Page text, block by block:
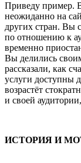
Приведу пример.
неожиданно на
других стран. Вы
по отношению к
временно
Вы делились
рассказали, как
услуги доступны
возрастёт
и своей
ИСТОРИЯ И